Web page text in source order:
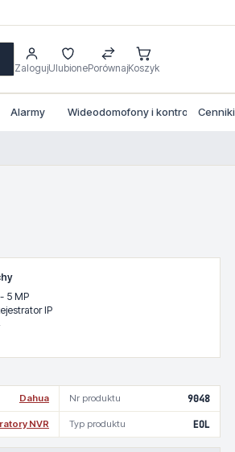
ZalogujUlubionePorównajKoszyk
Alarmy Wideodomofony i kontrola dostepu
Cenniki
5 MP
IP
Dahua Nr produktu 9048
NVR Typ produktu EOL